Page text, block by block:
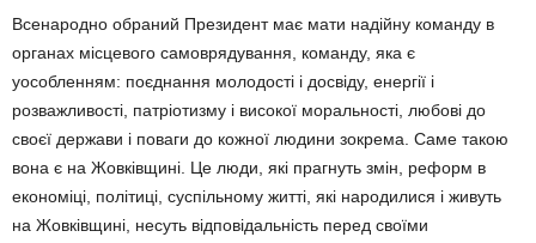
Всенародно обраний Президент має мати надійну команду в
органах місцевого самоврядування, команду, яка є
уособленням: поєднання молодості і досвіду, енергії і
розважливості, патріотизму і високої моральності, любові до
своєї держави і поваги до кожної людини зокрема. Саме такою
вона є на Жовківщині. Це люди, які прагнуть змін, реформ в
економіці, політиці, суспільному житті, які народилися і живуть
на Жовківщині, несуть відповідальність перед своїми